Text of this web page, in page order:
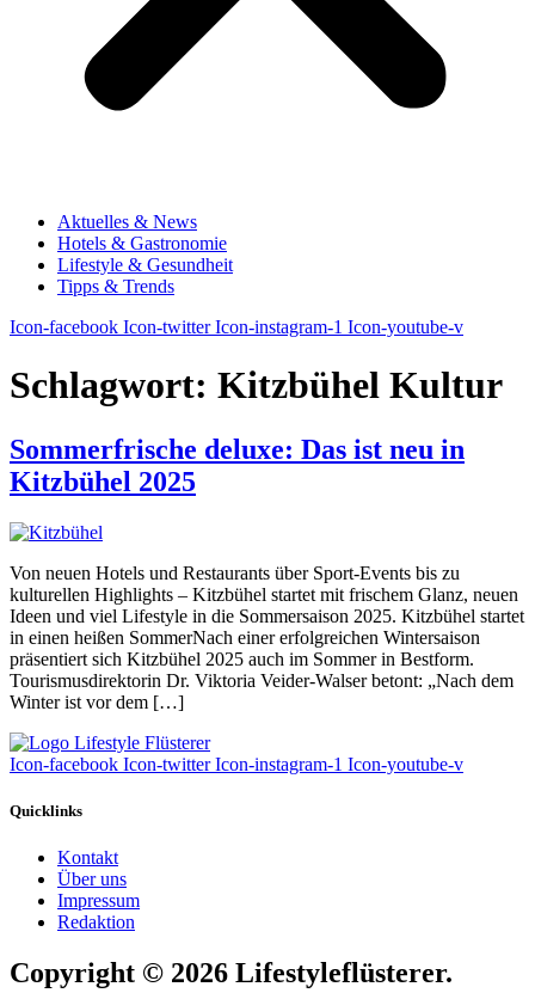
Aktuelles & News
Hotels & Gastronomie
Lifestyle & Gesundheit
Tipps & Trends
Icon-facebook Icon-twitter Icon-instagram-1 Icon-youtube-v
Schlagwort: Kitzbühel Kultur
Sommerfrische deluxe: Das ist neu in
Kitzbühel 2025
Von neuen Hotels und Restaurants über Sport-Events bis zu
kulturellen Highlights – Kitzbühel startet mit frischem Glanz, neuen
Ideen und viel Lifestyle in die Sommersaison 2025. Kitzbühel startet
in einen heißen SommerNach einer erfolgreichen Wintersaison
präsentiert sich Kitzbühel 2025 auch im Sommer in Bestform.
Tourismusdirektorin Dr. Viktoria Veider-Walser betont: „Nach dem
Winter ist vor dem […]
Icon-facebook Icon-twitter Icon-instagram-1 Icon-youtube-v
Quicklinks
Kontakt
Über uns
Impressum
Redaktion
Copyright © 2026 Lifestyleflüsterer.